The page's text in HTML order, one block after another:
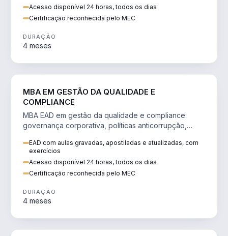
Acesso disponível 24 horas, todos os dias
Certificação reconhecida pelo MEC
DURAÇÃO
4 meses
MBA EM GESTÃO DA QUALIDADE E
COMPLIANCE
MBA EAD em gestão da qualidade e compliance:
governança corporativa, políticas anticorrupção,
EAD com aulas gravadas, apostiladas e atualizadas, com
exercícios
Acesso disponível 24 horas, todos os dias
Certificação reconhecida pelo MEC
DURAÇÃO
4 meses